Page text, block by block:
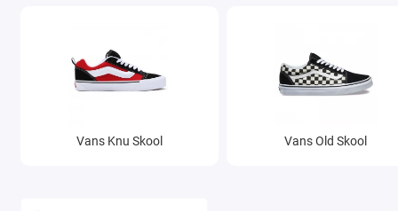
Vans Knu Skool Vans Old Skool